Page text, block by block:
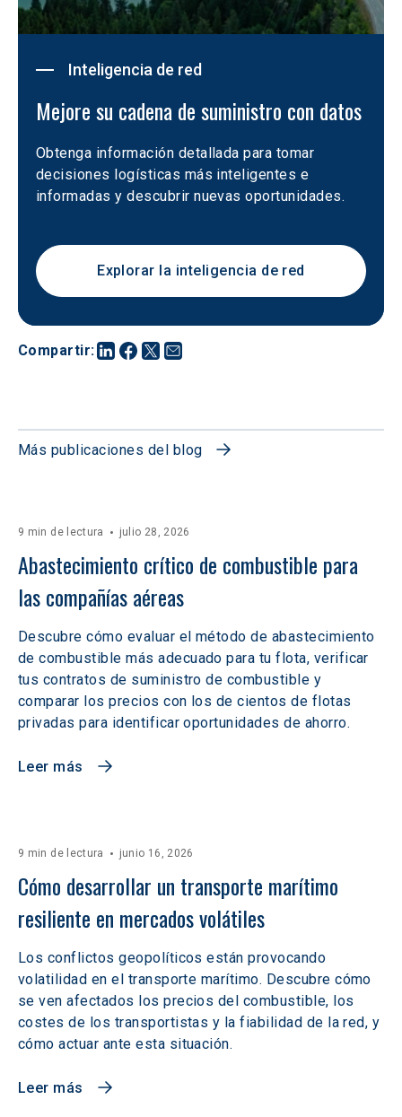
Compartir:
Inteligencia de red
Mejore su cadena de suministro con datos
Obtenga información detallada para tomar
decisiones logísticas más inteligentes e
informadas y descubrir nuevas oportunidades.
Explorar la inteligencia de red
Más publicaciones del blog
9 min de lectura julio 28, 2026
Abastecimiento crítico de combustible para
las compañías aéreas
Descubre cómo evaluar el método de abastecimiento
de combustible más adecuado para tu flota, verificar
tus contratos de suministro de combustible y
comparar los precios con los de cientos de flotas
privadas para identificar oportunidades de ahorro.
Leer más
9 min de lectura junio 16, 2026
Cómo desarrollar un transporte marítimo
resiliente en mercados volátiles
Los conflictos geopolíticos están provocando
volatilidad en el transporte marítimo. Descubre cómo
se ven afectados los precios del combustible, los
costes de los transportistas y la fiabilidad de la red, y
cómo actuar ante esta situación.
Leer más